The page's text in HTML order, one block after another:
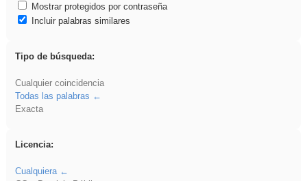
Mostrar protegidos por contraseña
Incluir palabras similares
Tipo de búsqueda:
Cualquier coincidencia
Todas las palabras
Exacta
Licencia:
Cualquiera